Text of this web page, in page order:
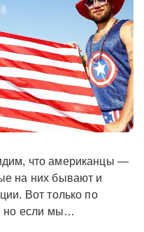
на них бывают и
Вот только по
но если мы…